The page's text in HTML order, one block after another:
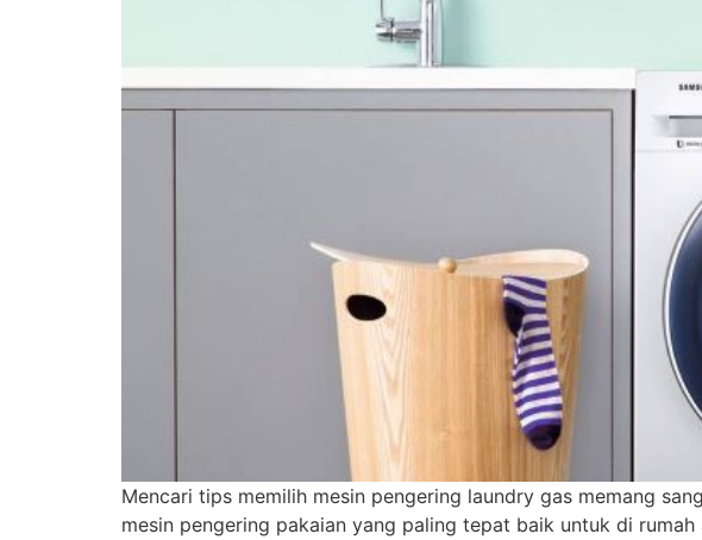
Mencari tips memilih mesin pengering laundry gas memang
mesin pengering pakaian yang paling tepat baik untuk di